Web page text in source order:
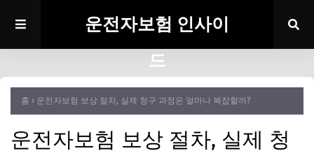
운전자보험 인사이
드
홈 운전자보험 보상 절차, 실제 청구 과정은 얼마나 복잡할까?
운전자보험 보상 절차, 실제 청